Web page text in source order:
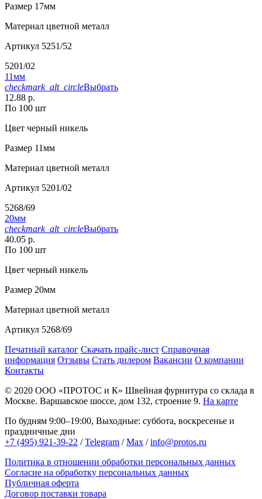
Размер 17мм
Материал цветной металл
Артикул 5251/52
5201/02
11мм
checkmark_alt_circleВыбрать
12.88 р.
По 100 шт
Цвет черный никель
Размер 11мм
Материал цветной металл
Артикул 5201/02
5268/69
20мм
checkmark_alt_circleВыбрать
40.05 р.
По 100 шт
Цвет черный никель
Размер 20мм
Материал цветной металл
Артикул 5268/69
Печатный каталог Скачать прайс-лист Справочная
информация Отзывы Стать дилером Вакансии О компании
Контакты
© 2020 ООО «ПРОТОС и К» Швейная фурнитура со склада в
Москве. Варшавское шоссе, дом 132, строение 9. На карте
По будням 9:00–19:00, Выходные: суббота, воскресенье и
праздничные дни
+7 (495) 921-39-22 /Telegram /Max /info@protos.ru
Политика в отношении обработки персональных данных
Согласие на обработку персональных данных
Публичная оферта
Договор поставки товара